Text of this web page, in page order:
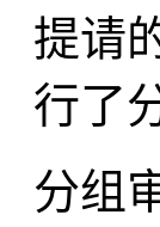
提请
行了
分组